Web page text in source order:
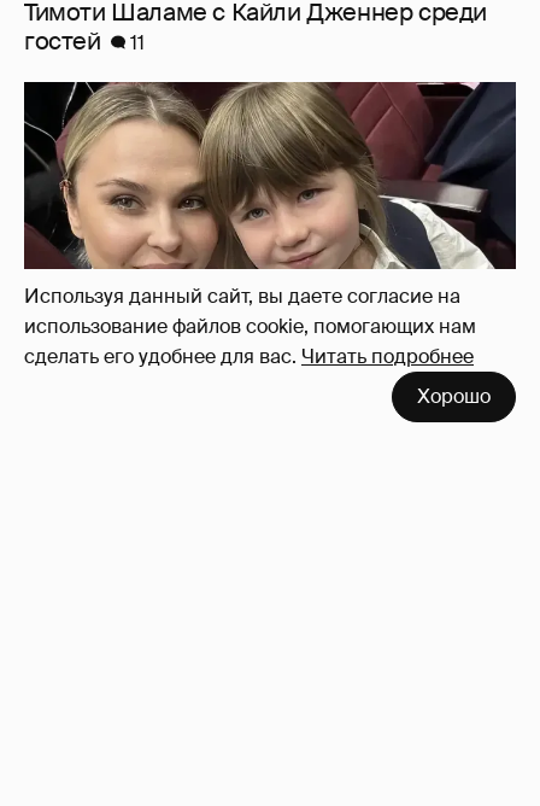
Используя данный сайт, вы даете согласие на
использование файлов cookie, помогающих нам
сделать его удобнее для вас. Читать подробнее
Хорошо
"Не буду её никуда пропихивать". Пелагея
высказалась о будущем дочери, из-за
которой судилась с бывшим мужем
8